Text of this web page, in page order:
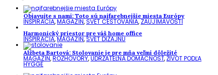
Objavujte s nami: Toto sú najfarebnejšie miesta Európy
INŠPIRÁCIA,MAGAZÍN,SVET CESTOVANIA,ZAUJÍMAVOSTI
Harmonický priestor pre váš home office
INŠPIRÁCIA,MAGAZÍN,SVET DIZAJNU
Alžbeta Bartová: Stolovanie je pre mňa veľmi dôležité
MAGAZÍN,ROZHOVORY,UDRŽATEĽNÁ DOMÁCNOSŤ,ŽIVOT PODĽA
HYGGE